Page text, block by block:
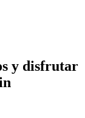
y disfrutar